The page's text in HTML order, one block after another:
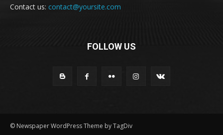
Contact us: contact@yoursite.com
FOLLOW US
© Newspaper WordPress Theme by TagDiv